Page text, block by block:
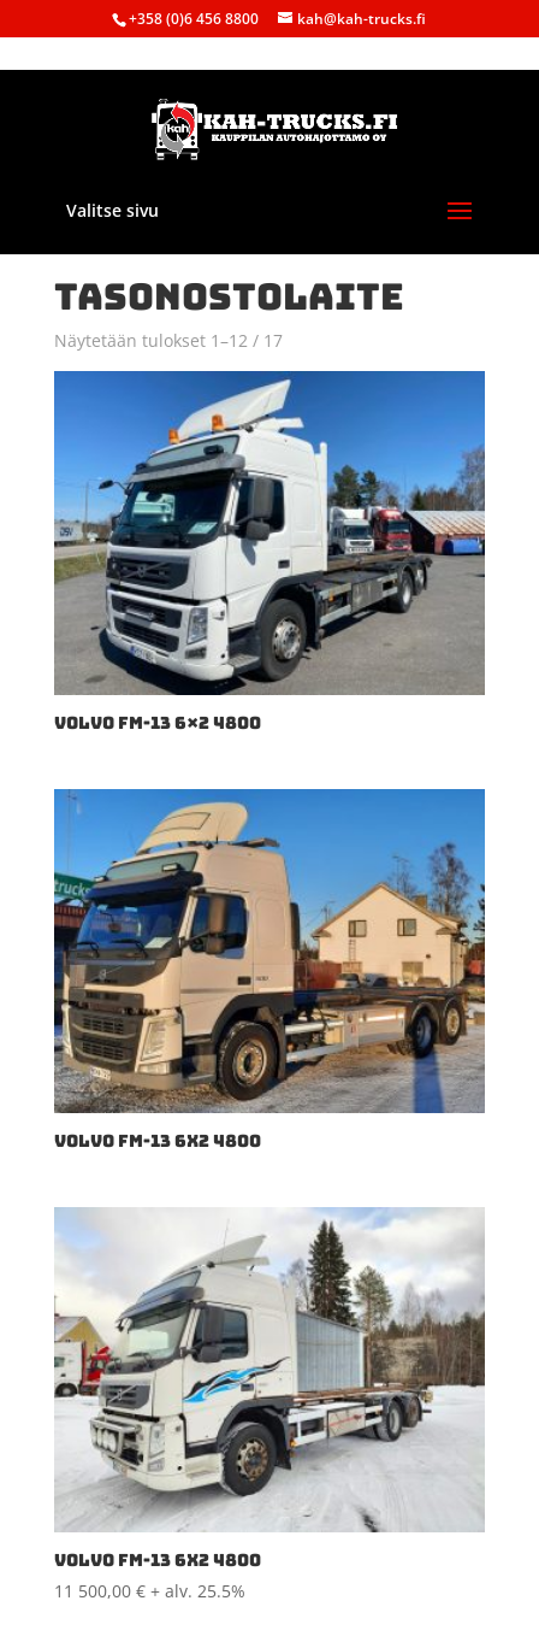
+358 (0)6 456 8800 kah@kah-trucks.fi
Valitse sivu
TASONOSTOLAITE
Näytetään tulokset 1–12 / 17Sorted
by
latest
VOLVO FM-13 6×2 4800
VOLVO FM-13 6X2 4800
VOLVO FM-13 6X2 4800
11 500,00 € + alv. 25.5%